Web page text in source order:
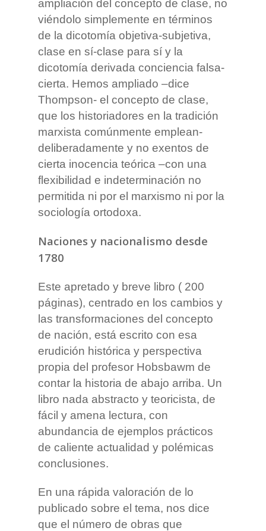
ampliación del concepto de clase, no
viéndolo simplemente en términos
de la dicotomía objetiva-subjetiva,
clase en sí-clase para sí y la
dicotomía derivada conciencia falsa-
cierta. Hemos ampliado –dice
Thompson- el concepto de clase,
que los historiadores en la tradición
marxista comúnmente emplean-
deliberadamente y no exentos de
cierta inocencia teórica –con una
flexibilidad e indeterminación no
permitida ni por el marxismo ni por la
sociología ortodoxa.
Naciones y nacionalismo desde
1780
Este apretado y breve libro ( 200
páginas), centrado en los cambios y
las transformaciones del concepto
de nación, está escrito con esa
erudición histórica y perspectiva
propia del profesor Hobsbawm de
contar la historia de abajo arriba. Un
libro nada abstracto y teoricista, de
fácil y amena lectura, con
abundancia de ejemplos prácticos
de caliente actualidad y polémicas
conclusiones.
En una rápida valoración de lo
publicado sobre el tema, nos dice
que el número de obras que